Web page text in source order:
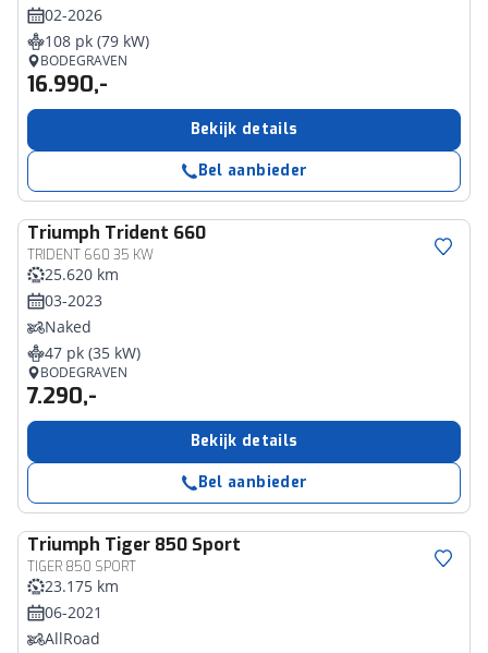
02-2026
108 pk (79 kW)
BODEGRAVEN
16.990,-
Bekijk details
Bel aanbieder
Triumph Trident 660
TRIDENT 660 35 KW
25.620 km
03-2023
Naked
47 pk (35 kW)
BODEGRAVEN
7.290,-
Bekijk details
Bel aanbieder
Triumph Tiger 850 Sport
TIGER 850 SPORT
23.175 km
06-2021
AllRoad